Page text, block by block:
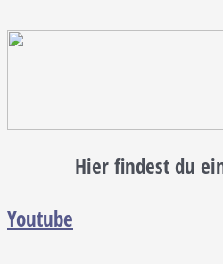
Hier findest du
Youtube